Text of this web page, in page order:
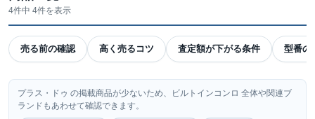
4件中 4件を表示
売る前の確認 高く売るコツ 査定額が下がる条件 型番の
プラス・ドゥ の掲載商品が少ないため、ビルトインコンロ 全体や関連ブ
ランドもあわせて確認できます。